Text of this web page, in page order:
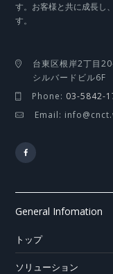
す。お客様と共に成長し
す。
台東区根岸2丁目
シルバードビル6F
Phone: 03-5842-
Email:
General Infomation
トップ
ソリューション